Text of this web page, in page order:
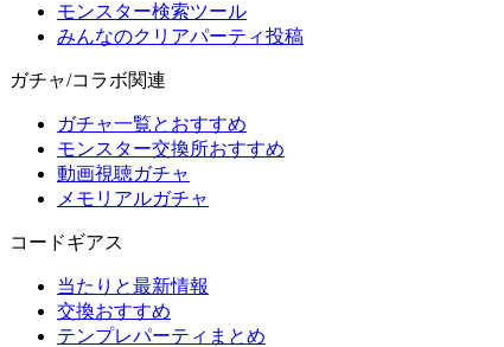
モンスター検索ツール
みんなのクリアパーティ投稿
ガチャ/コラボ関連
ガチャ一覧とおすすめ
モンスター交換所おすすめ
動画視聴ガチャ
メモリアルガチャ
コードギアス
当たりと最新情報
交換おすすめ
テンプレパーティまとめ